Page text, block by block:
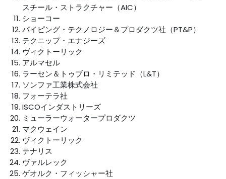
スチール・ストラクチャー（AIC）
ショーコー
パイピング・テクノロジー＆プロダクツ社（PT&P）
テクニップ・エナジーズ
ヴィクトーリック
アルマセル
ラーセン＆トゥブロ・リミテッド（L&T）
ソンファ工業株式会社
フォーテラ社
ISCOインダストリーズ
ミューラーウォータープロダクツ
マクウェイン
ヴィクトーリック
テナリス
ヴァルレック
ゲオルク・フィッシャー社